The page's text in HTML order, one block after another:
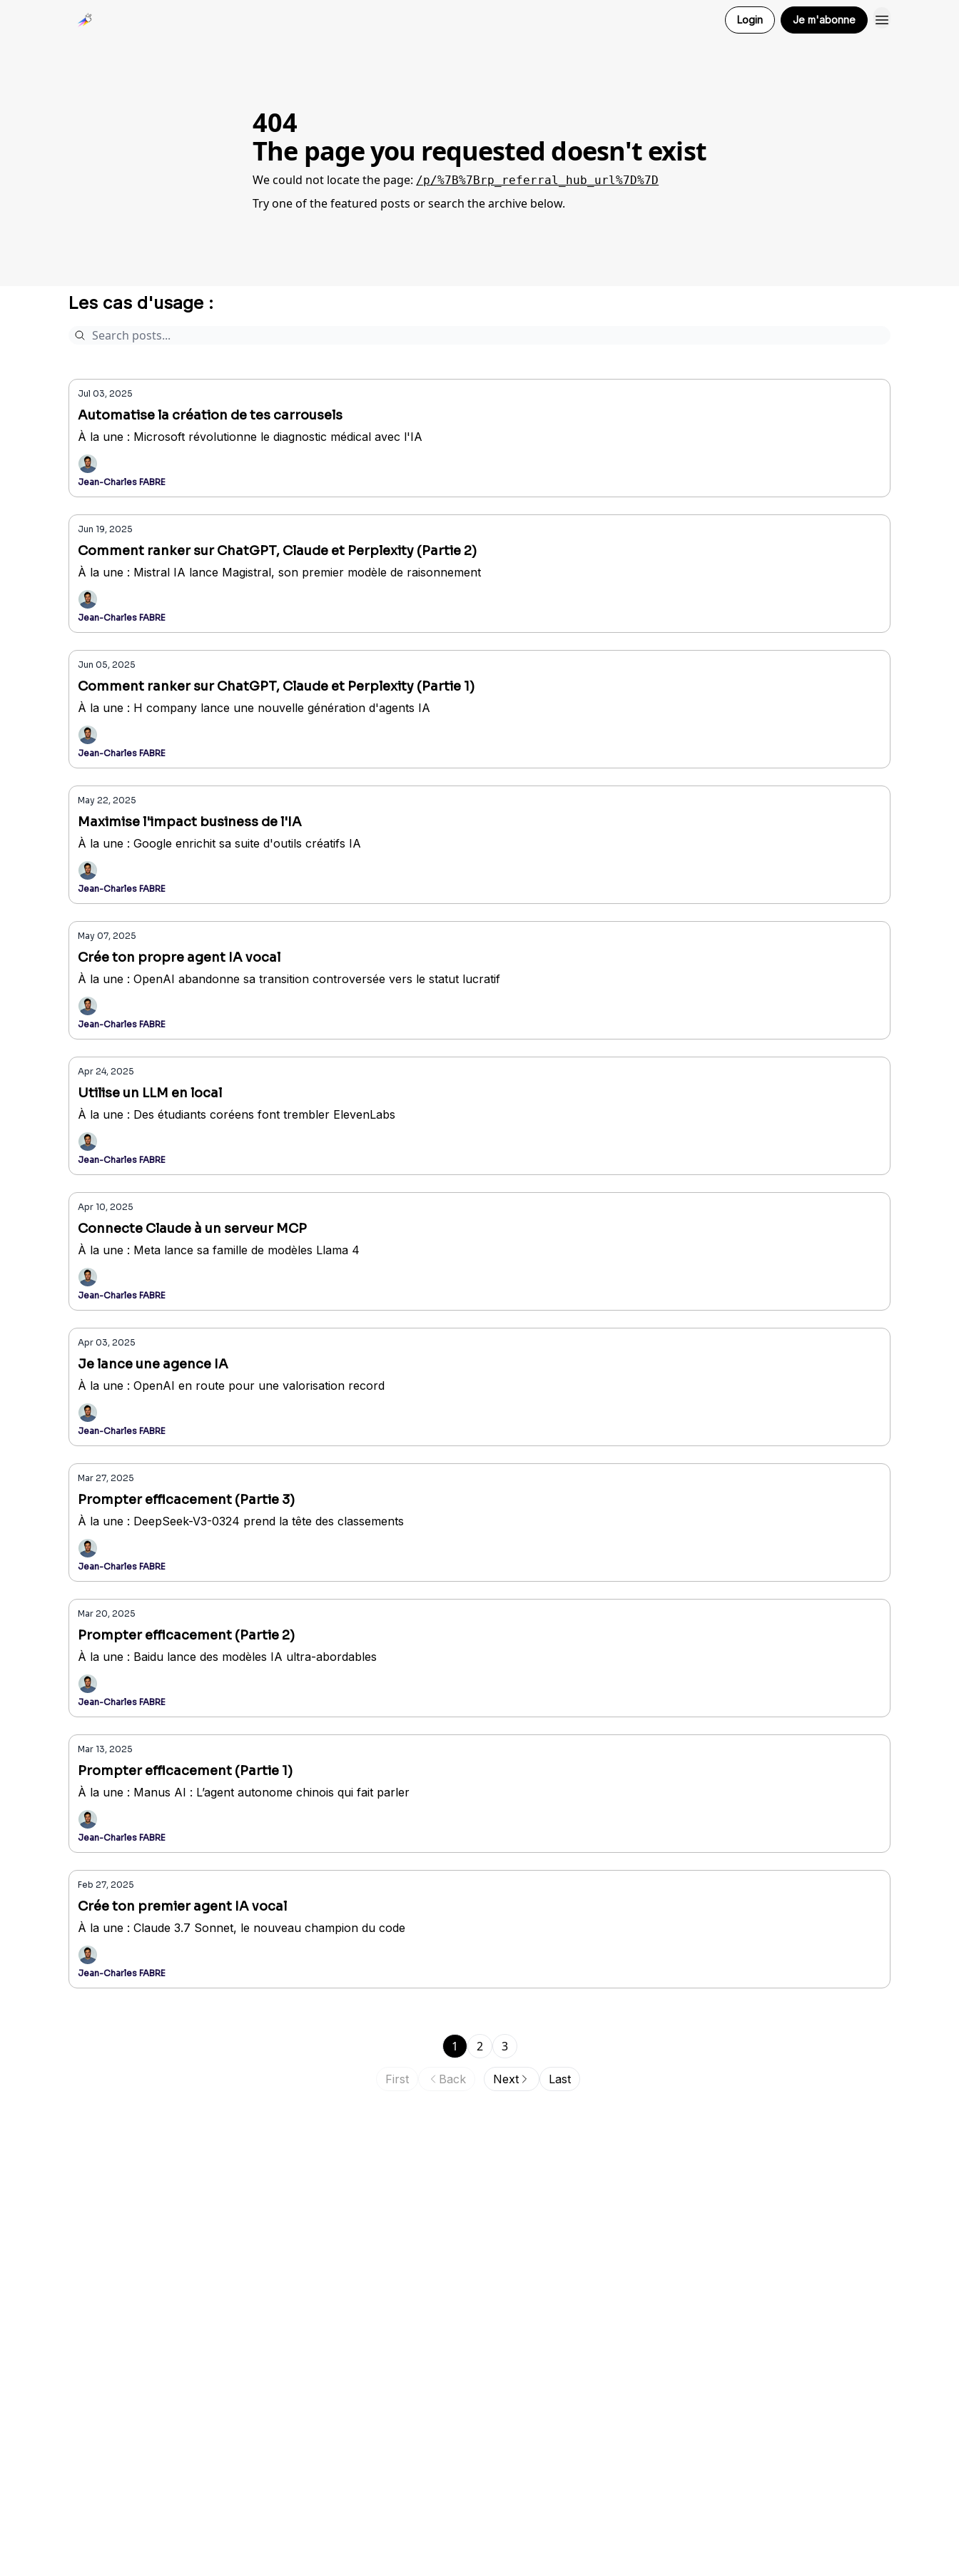
Login Je m'abonne
404
The page you requested doesn't exist
We could not locate the page: /p/%7B%7Brp_referral_hub_url%7D%7D
Try one of the featured posts or search the archive below.
Les cas d'usage :
Jul 03, 2025
Automatise la création de tes carrousels
À la une : Microsoft révolutionne le diagnostic médical avec l'IA
Jean-Charles FABRE
Jun 19, 2025
Comment ranker sur ChatGPT, Claude et Perplexity (Partie 2)
À la une : Mistral IA lance Magistral, son premier modèle de raisonnement
Jean-Charles FABRE
Jun 05, 2025
Comment ranker sur ChatGPT, Claude et Perplexity (Partie 1)
À la une : H company lance une nouvelle génération d'agents IA
Jean-Charles FABRE
May 22, 2025
Maximise l'impact business de l'IA
À la une : Google enrichit sa suite d'outils créatifs IA
Jean-Charles FABRE
May 07, 2025
Crée ton propre agent IA vocal
À la une : OpenAI abandonne sa transition controversée vers le statut lucratif
Jean-Charles FABRE
Apr 24, 2025
Utilise un LLM en local
À la une : Des étudiants coréens font trembler ElevenLabs
Jean-Charles FABRE
Apr 10, 2025
Connecte Claude à un serveur MCP
À la une : Meta lance sa famille de modèles Llama 4
Jean-Charles FABRE
Apr 03, 2025
Je lance une agence IA
À la une : OpenAI en route pour une valorisation record
Jean-Charles FABRE
Mar 27, 2025
Prompter efficacement (Partie 3)
À la une : DeepSeek-V3-0324 prend la tête des classements
Jean-Charles FABRE
Mar 20, 2025
Prompter efficacement (Partie 2)
À la une : Baidu lance des modèles IA ultra-abordables
Jean-Charles FABRE
Mar 13, 2025
Prompter efficacement (Partie 1)
À la une : Manus AI : L’agent autonome chinois qui fait parler
Jean-Charles FABRE
Feb 27, 2025
Crée ton premier agent IA vocal
À la une : Claude 3.7 Sonnet, le nouveau champion du code
Jean-Charles FABRE
First Back
1 2 3
Next Last